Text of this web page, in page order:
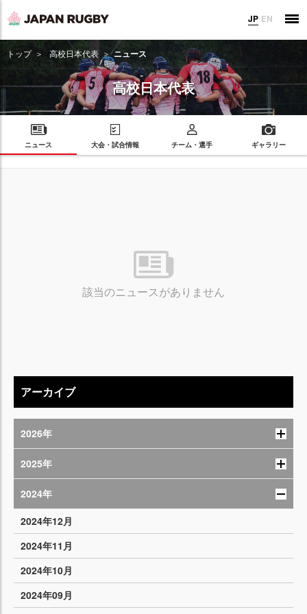
JP EN
トップ 高校日本代表 ニュース
高校日本代表
ニュース 大会・試合情報 チーム・選手 ギャラリー
該当のニュースがありません
アーカイブ
2026年
2025年
2024年
2024年12月
2024年11月
2024年10月
2024年09月